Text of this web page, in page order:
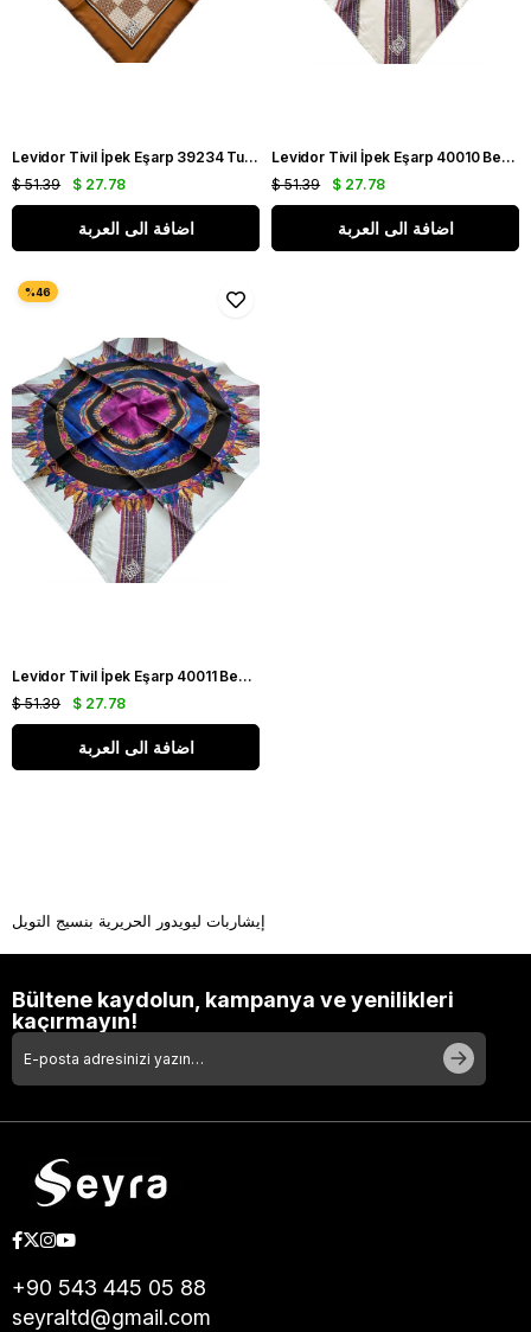
Levidor Tivil İpek Eşarp 39234 Turuncu Sarı Karışık Desen
$ 27.78
$ 51.39
اضافة الى العربة
Levidor Tivil İpek Eşarp 40010 Beyaz Karışık Desen
$ 27.78
$ 51.39
اضافة الى العربة
Levidor Tivil İpek Eşarp 40011 Beyaz Karışık Desen
$ 27.78
$ 51.39
اضافة الى العربة
إيشاربات ليويدور الحريرية بنسيج التويل
Bültene kaydolun, kampanya ve yenilikleri
kaçırmayın!
+90 543 445 05 88
seyraltd@gmail.com